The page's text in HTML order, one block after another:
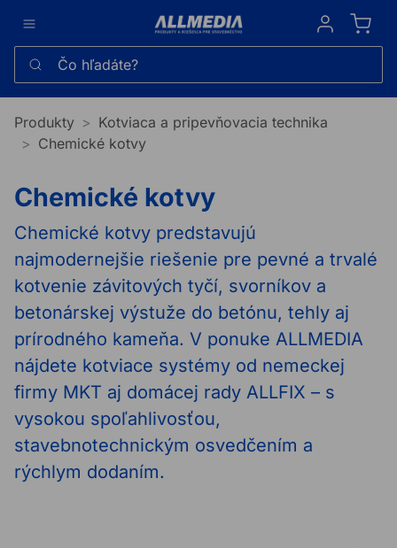
Sign in
Čo hľadáte?
Produkty
Kotviaca a pripevňovacia technika
Chemické kotvy
Chemické kotvy
Chemické kotvy predstavujú
najmodernejšie riešenie pre pevné a trvalé
kotvenie závitových tyčí, svorníkov a
betonárskej výstuže do betónu, tehly aj
prírodného kameňa. V ponuke ALLMEDIA
nájdete kotviace systémy od nemeckej
firmy MKT aj domácej rady ALLFIX – s
vysokou spoľahlivosťou,
stavebnotechnickým osvedčením a
rýchlym dodaním.